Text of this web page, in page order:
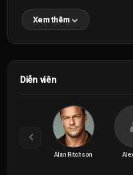
Xem thêm
Diễn viên
Alan Ritchson